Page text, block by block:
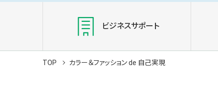
ビジネスサポート
TOP カラー＆ファッション de 自己実現